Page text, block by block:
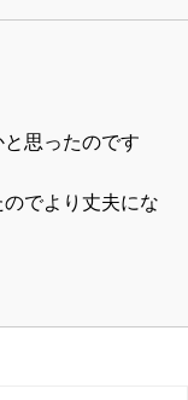
思ったのです
でより丈夫にな